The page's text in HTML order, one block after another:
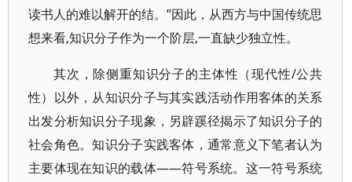
读书人的难以解开的结。”因此，从西方与中国传统思
想来看,知识分子作为一个阶层,一直缺少独立性。
其次，除侧重知识分子的主体性（现代性/公共
性）以外，从知识分子与其实践活动作用客体的关系
出发分析知识分子现象，另辟蹊径揭示了知识分子的
社会角色。知识分子实践客体，通常意义下笔者认为
主要体现在知识的载体——符号系统。这一符号系统